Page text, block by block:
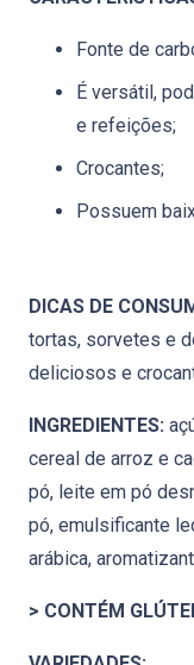
Fonte de
É versátil,
e refeições;
Crocantes;
Possuem
DICAS DE
tortas, sorvetes e
deliciosos e
INGREDIENTES:
cereal de arroz e
pó, leite em pó
pó, emulsificante
arábica,
> CONTÉM